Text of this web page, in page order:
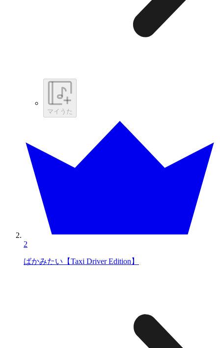
マイうた
2
ばかみたい【Taxi Driver Edition】